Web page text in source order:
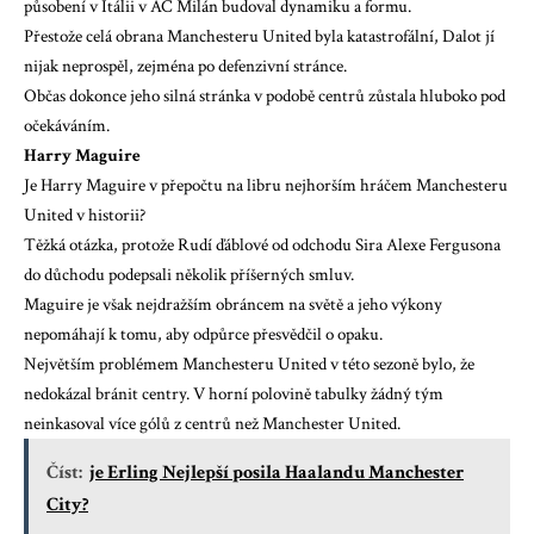
působení v Itálii v AC Milán budoval dynamiku a formu.
Přestože celá obrana Manchesteru United byla katastrofální, Dalot jí
nijak neprospěl, zejména po defenzivní stránce.
Občas dokonce jeho silná stránka v podobě centrů zůstala hluboko pod
očekáváním.
Harry Maguire
Je Harry Maguire v přepočtu na libru nejhorším hráčem Manchesteru
United v historii?
Těžká otázka, protože Rudí ďáblové od odchodu Sira Alexe Fergusona
do důchodu podepsali několik příšerných smluv.
Maguire je však nejdražším obráncem na světě a jeho výkony
nepomáhají k tomu, aby odpůrce přesvědčil o opaku.
Největším problémem Manchesteru United v této sezoně bylo, že
nedokázal bránit centry. V horní polovině tabulky žádný tým
neinkasoval více gólů z centrů než Manchester United.
Číst: je Erling Nejlepší posila Haalandu Manchester
City?